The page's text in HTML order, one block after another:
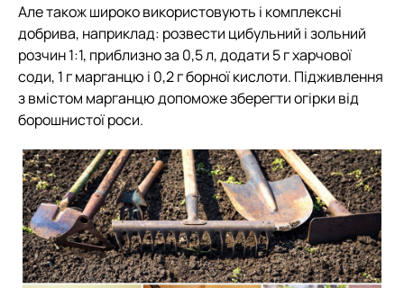
Але також широко використовують і комплексні
добрива, наприклад: розвести цибульний і зольний
розчин 1:1, приблизно за 0,5 л, додати 5 г харчової
соди, 1 г марганцю і 0,2 г борної кислоти. Підживлення
з вмістом марганцю допоможе зберегти огірки від
борошнистої роси.